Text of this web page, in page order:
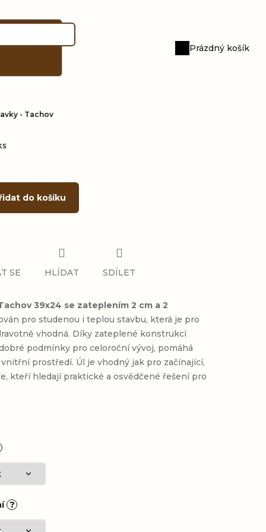
Nákupní
Prázdný košík
- Tachov
?
do košíku
39x24 se zateplením 2 cm a 2
pro studenou i teplou stavbu, která je pro
vhodná. Díky zateplené konstrukci
podmínky pro celoroční vývoj, pomáhá
prostředí. Úl je vhodný jak pro začínající,
kteří hledají praktické a osvědčené řešení pro
SE HLÍDAT SDÍLET